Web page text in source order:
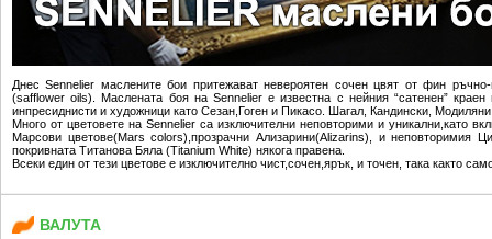
Днес Sennelier маслените бои притежават невероятен сочен цвят от фин
(safflower oils). Маслената боя на Sennelier е известна с нейния “сатенен”
инпресиднисти и художници като Сезан,Гоген и Пикасо. Шагал, Кандински,
Много от цветовете на Sennelier са изключителни неповторими и уникални,като
Марсови цветове(Mars colors),прозрачни Ализарини(Alizarins), и неповторимия
покривната Титанова Бяла (Titanium White) някога правена.
Всеки един от тези цветове е изключително чист,сочен,ярък, и точен, така както
ВАЛУТА